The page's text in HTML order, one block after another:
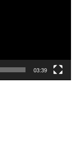
03:39